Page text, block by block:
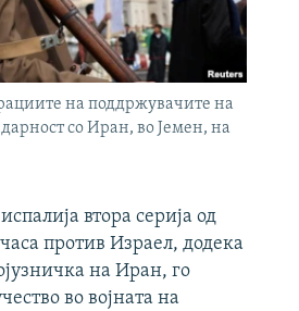
на поддржувачите на
со Иран, во Јемен, на
втора серија од
против Израел, додека
на Иран, го
во војната на